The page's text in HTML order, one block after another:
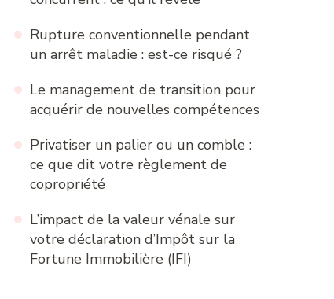
Rupture conventionnelle pendant
un arrêt maladie : est-ce risqué ?
Le management de transition pour
acquérir de nouvelles compétences
Privatiser un palier ou un comble :
ce que dit votre règlement de
copropriété
L’impact de la valeur vénale sur
votre déclaration d’Impôt sur la
Fortune Immobilière (IFI)